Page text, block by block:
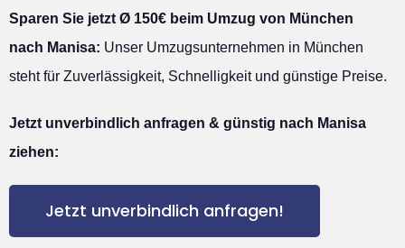
Sparen Sie jetzt Ø 150€ beim Umzug von München
nach Manisa: Unser Umzugsunternehmen in München
steht für Zuverlässigkeit, Schnelligkeit und günstige Preise.
Jetzt unverbindlich anfragen & günstig nach Manisa
ziehen:
Jetzt unverbindlich anfragen!